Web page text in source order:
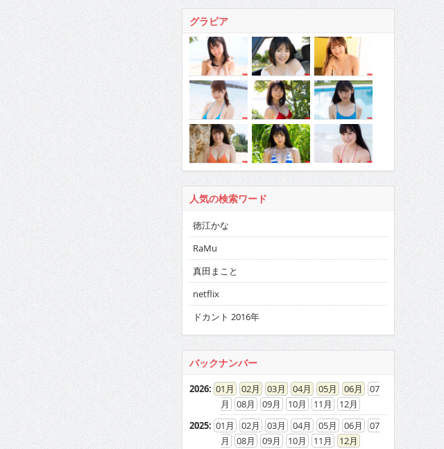
グラビア
人気の検索ワード
徳江かな
RaMu
真田まこと
netflix
ドカント 2016年
バックナンバー
2026: 01 02 03 04 05 06
07
08
09 10 11
12
2025: 01 02 03 04 05 06
07
08
09 10 11
12